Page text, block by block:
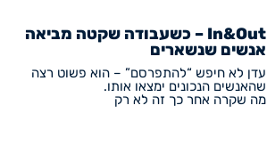
In&Out – כשעבודה שקטה מביאה
אנשים שנשארים
עדן לא חיפש “להתפרסם” – הוא פשוט רצה
שהאנשים הנכונים ימצאו אותו.
מה שקרה אחר כך זה לא רק